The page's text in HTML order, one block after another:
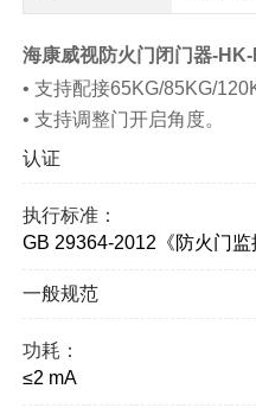
海康威视防火门闭门器-HK-
• 支持配接65KG/85KG/
• 支持调整门开启角度。
认证
执行标准：
GB 29364-2012《防火门监
一般规范
功耗：
≤2 mA